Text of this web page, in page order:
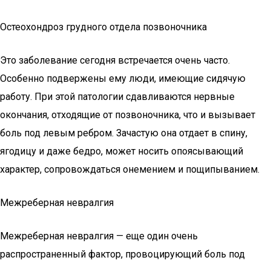
Остеохондроз грудного отдела позвоночника
Это заболевание сегодня встречается очень часто.
Особенно подвержены ему люди, имеющие сидячую
работу. При этой патологии сдавливаются нервные
окончания, отходящие от позвоночника, что и вызывает
боль под левым ребром. Зачастую она отдает в спину,
ягодицу и даже бедро, может носить опоясывающий
характер, сопровождаться онемением и пощипыванием.
Межреберная невралгия
Межреберная невралгия — еще один очень
распространенный фактор, провоцирующий боль под